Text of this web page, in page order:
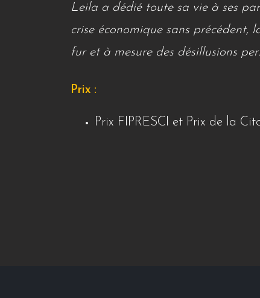
Leila a dédié toute sa vie à ses
crise économique sans précédent,
fur et à mesure des désillusions
Prix :
Prix FIPRESCI et Prix de la